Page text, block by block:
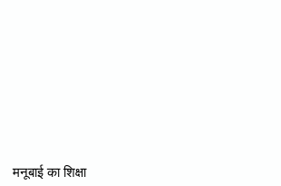
मनूबाई का शिक्षा